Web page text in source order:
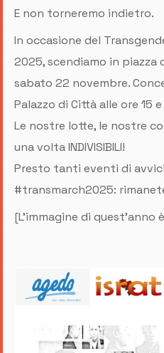
E non torneremo indietro.
In occasione del
2025, scendiamo in piazza
sabato 22 novembre.
Palazzo di Città alle ore 15
Le nostre lotte, le nostre
una volta INDIVISIBILI!
Presto tanti eventi di
#transmarch2025:
[L'immagine di quest'anno